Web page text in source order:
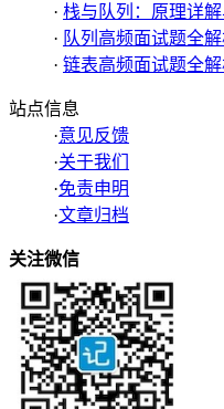
· 栈与队列：原理详
· 队列高频面试题全
· 链表高频面试题全
站点信息
·意见反馈
·关于我们
·免责申明
·文章归档
关注微信